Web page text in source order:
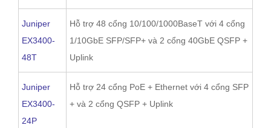
Juniper
EX3400-
48T
Hỗ trợ 48 cổng 10/100/1000BaseT với 4 cổng
1/10GbE SFP/SFP+ và 2 cổng 40GbE QSFP +
Uplink
Juniper
EX3400-
24P
Hỗ trợ 24 cổng PoE + Ethernet với 4 cổng SFP
+ và 2 cổng QSFP + Uplink